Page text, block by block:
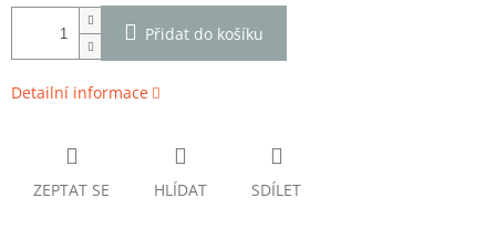
Přidat do košíku
Detailní informace
ZEPTAT SE HLÍDAT SDÍLET